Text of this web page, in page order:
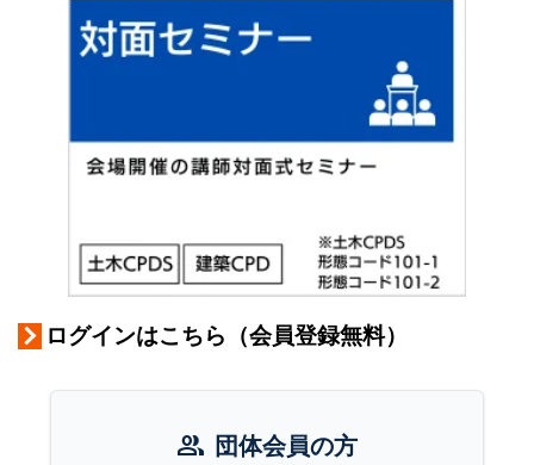
ログインはこちら（会員登録無料）
group 団体会員の方